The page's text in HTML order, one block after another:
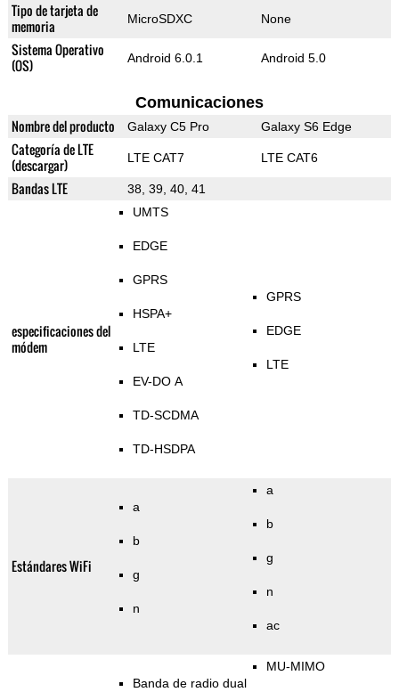
Tipo de tarjeta de
memoria
MicroSDXC None
Sistema Operativo
(OS)
Android 6.0.1 Android 5.0
Comunicaciones
Nombre del producto Galaxy C5 Pro Galaxy S6 Edge
Categoría de LTE
(descargar)
LTE CAT7 LTE CAT6
Bandas LTE 38, 39, 40, 41
especificaciones del
módem
UMTS
EDGE
GPRS
HSPA+
LTE
EV-DO A
TD-SCDMA
TD-HSDPA
GPRS
EDGE
LTE
Estándares WiFi
a
b
g
n
a
b
g
n
ac
Banda de radio dual
MU-MIMO